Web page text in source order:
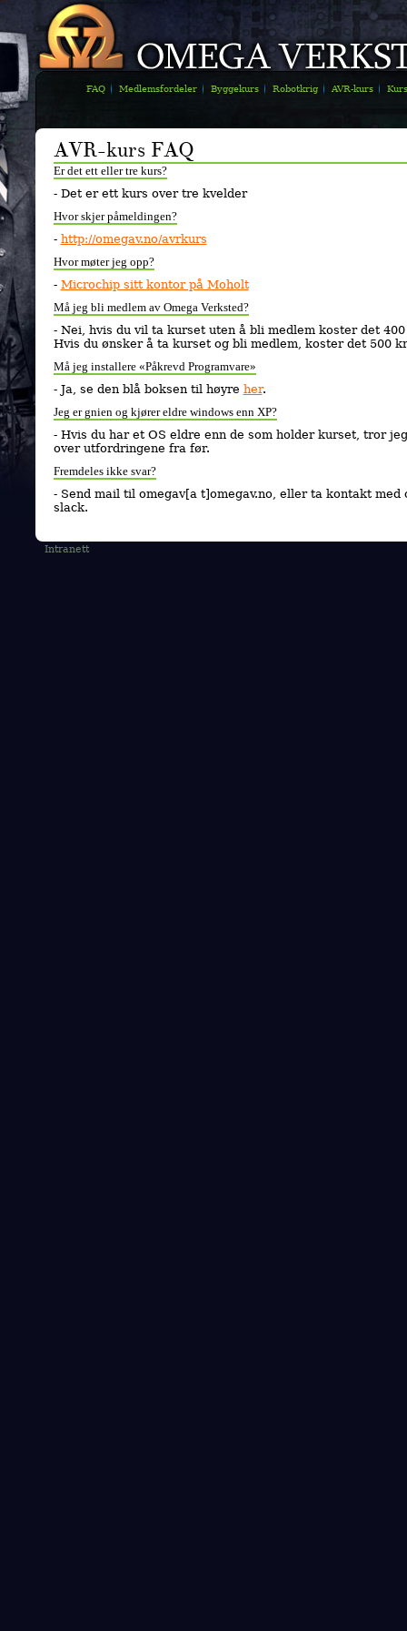
FAQ Medlemsfordeler Byggekurs Robotkrig AVR-kurs Kurs
AVR-kurs FAQ
Er det ett eller tre kurs?
- Det er ett kurs over tre kvelder
Hvor skjer påmeldingen?
- http://omegav.no/avrkurs
Hvor møter jeg opp?
- Microchip sitt kontor på Moholt
Må jeg bli medlem av Omega Verksted?
- Nei, hvis du vil ta kurset uten å bli medlem koster det
Hvis du ønsker å ta kurset og bli medlem, koster det 500
Må jeg installere «Påkrevd Programvare»
- Ja, se den blå boksen til høyre her.
Jeg er gnien og kjører eldre windows enn XP?
- Hvis du har et OS eldre enn de som holder kurset, tror
over utfordringene fra før.
Fremdeles ikke svar?
- Send mail til omegav[a t]omegav.no, eller ta kontakt med
slack.
Intranett